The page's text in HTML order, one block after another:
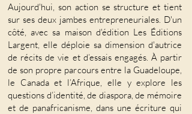
Aujourd'hui, son action se structure et tient
sur ses deux jambes entrepreneuriales. D'un
côté, avec sa maison d'édition Les Éditions
Largent, elle déploie sa dimension d'autrice
de récits de vie et d’essais engagés. À partir
de son propre parcours entre la Guadeloupe,
le Canada et l’Afrique, elle y explore les
questions d’identité, de diaspora, de mémoire
et de panafricanisme, dans une écriture qui